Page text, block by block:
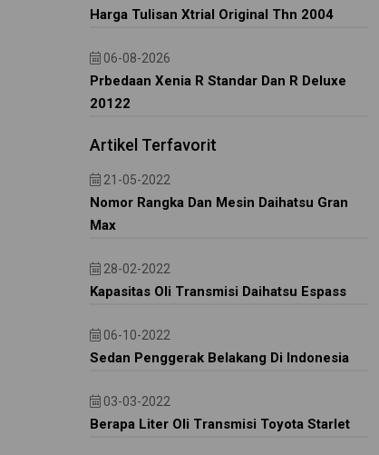
Harga Tulisan Xtrial Original Thn 2004
06-08-2026
Prbedaan Xenia R Standar Dan R Deluxe
20122
Artikel Terfavorit
21-05-2022
Nomor Rangka Dan Mesin Daihatsu Gran
Max
28-02-2022
Kapasitas Oli Transmisi Daihatsu Espass
06-10-2022
Sedan Penggerak Belakang Di Indonesia
03-03-2022
Berapa Liter Oli Transmisi Toyota Starlet